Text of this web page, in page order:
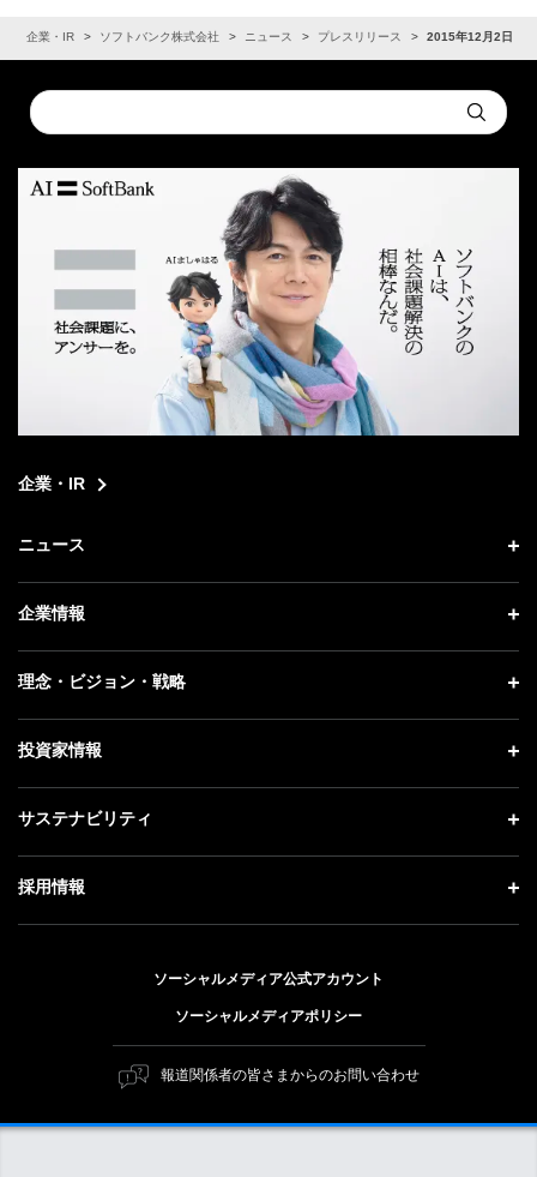
企業・IR ソフトバンク株式会社 ニュース プレスリリース 2015年12月2日
Conduct
a
Submit
企業・IR
ニュース
ニュース トップ
プレスリリース
更新情報
企業情報
企業情報 トップ
社長メッセージ
事業紹介
理念・ビジョン・戦略
理念・ビジョン・戦略 トップ
成長戦略「Activate AI for Society」
人材戦略
投資家情報
投資家情報 トップ
経営方針
サステナビリティ
サステナビリティ トップ
トップメッセージ
ESG方針・体制
マテリアリティ（重要課題）
ESGの主な取り組み
採用情報
キャリア採用
障がい者採用
ソーシャルメディア公式アカウント
ソーシャルメディアポリシー
報道関係者の皆さまからのお問い合わせ